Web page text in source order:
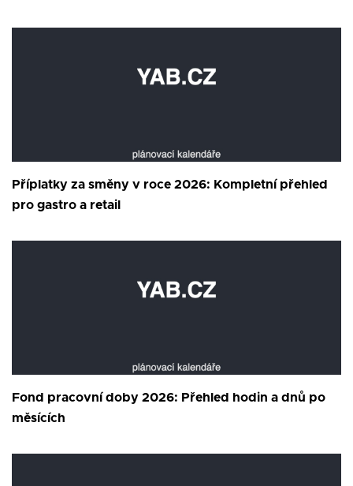
Příplatky za směny v roce 2026: Kompletní přehled
pro gastro a retail
Fond pracovní doby 2026: Přehled hodin a dnů po
měsících